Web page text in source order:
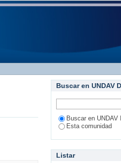
Buscar en UNDAV
Buscar en UNDAV
Esta comunidad
Listar